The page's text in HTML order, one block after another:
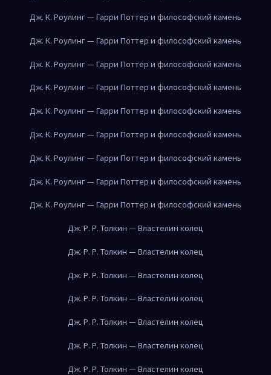
Дж. К. Роулинг — Гарри Поттер и философский камень
Дж. К. Роулинг — Гарри Поттер и философский камень
Дж. К. Роулинг — Гарри Поттер и философский камень
Дж. К. Роулинг — Гарри Поттер и философский камень
Дж. К. Роулинг — Гарри Поттер и философский камень
Дж. К. Роулинг — Гарри Поттер и философский камень
Дж. К. Роулинг — Гарри Поттер и философский камень
Дж. К. Роулинг — Гарри Поттер и философский камень
Дж. К. Роулинг — Гарри Поттер и философский камень
Дж. Р. Р. Толкин — Властелин колец
Дж. Р. Р. Толкин — Властелин колец
Дж. Р. Р. Толкин — Властелин колец
Дж. Р. Р. Толкин — Властелин колец
Дж. Р. Р. Толкин — Властелин колец
Дж. Р. Р. Толкин — Властелин колец
Дж. Р. Р. Толкин — Властелин колец